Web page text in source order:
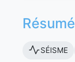
Résumé
SÉISME